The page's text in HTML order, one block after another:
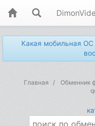
Какая мобильная
Главная Обменник